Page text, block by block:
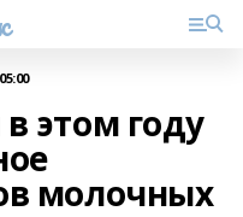
этом году
молочных